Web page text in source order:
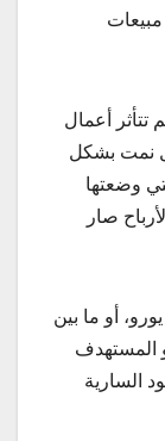
تتأثر أعمال
نمت بشكل
وضعتها
صار
حوالي 500 مليون يورو، أو ما بين
المستهدف
السارية